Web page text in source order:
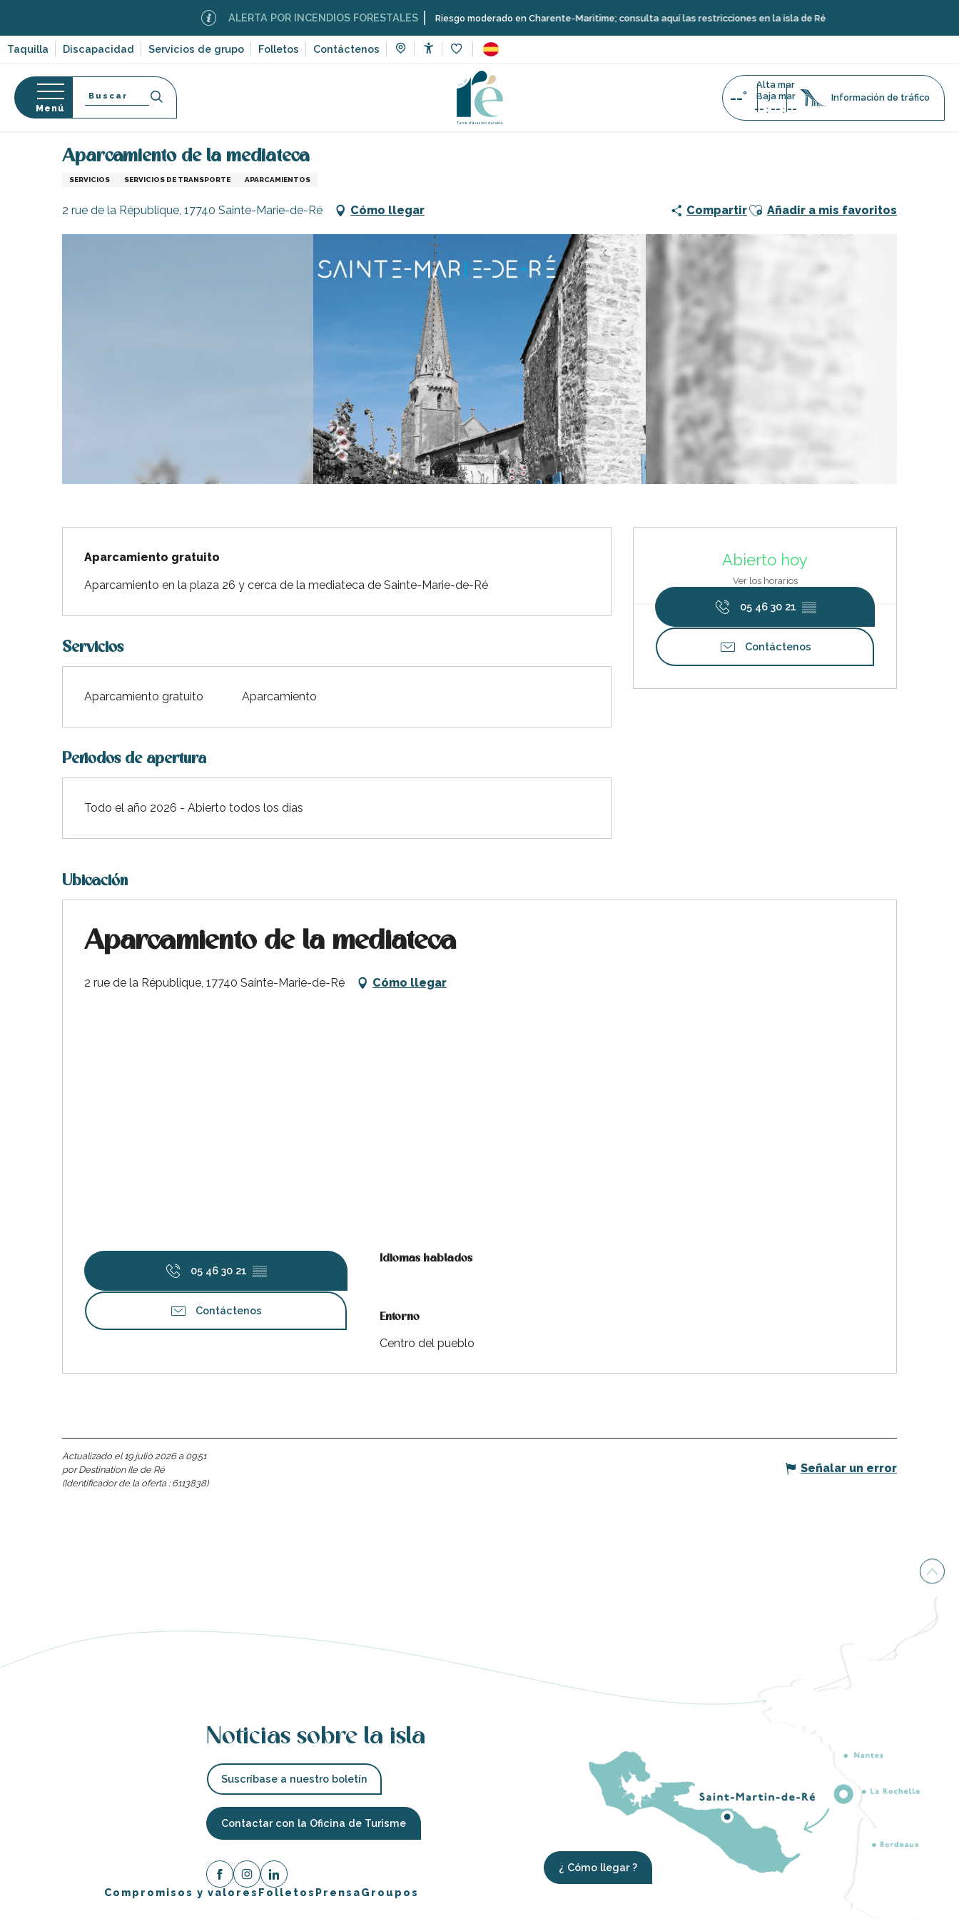
contenu
principal
Taquilla Discapacidad Servicios de grupo Folletos Contáctenos
ALERTA POR INCENDIOS FORESTALES Riesgo moderado en Charente-Maritime; consulta aquí las restricciones en la isla de Ré
Menú
Buscar --°
Alta mar
Baja mar
-- : -- : --
Información de tráfico
Página Web Aparcamiento de la mediateca
Aparcamiento de la mediateca
SERVICIOS SERVICIOS DE TRANSPORTE APARCAMIENTOS
2 rue de la République, 17740 Sainte-Marie-de-Ré Cómo llegar CompartirAjouter aux favoris
Añadir a mis favoritos
Abierto hoy
Ver los horarios
05 46 30 21 ▒▒
Contáctenos
Aparcamiento gratuito
Aparcamiento en la plaza 26 y cerca de la mediateca de Sainte-Marie-de-Ré
Servicios
Aparcamiento gratuito Aparcamiento
Periodos de apertura
Todo el año 2026 - Abierto todos los días
Ubicación
Aparcamiento de la mediateca
2 rue de la République, 17740 Sainte-Marie-de-Ré Cómo llegar
05 46 30 21▒▒
Contáctenos
Idiomas hablados
Idiomas hablados
Entorno
Entorno
Centro del pueblo
Actualizado el 19 julio 2026 a 09:51
por Destination Ile de Ré
(Identificador de la oferta : 6113838)
Señalar un error
Noticias sobre la isla
Suscríbase a nuestro boletín
Contactar con la Oficina de Turisme
Compromisos y valores Folletos PrensaGroupos
¿ Cómo llegar ?